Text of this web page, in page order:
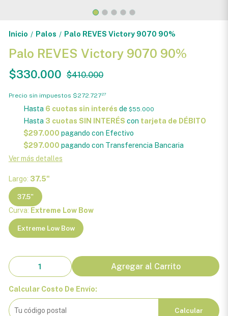
Inicio / Palos / Palo REVES Victory 9070 90%
Palo REVES Victory 9070 90%
$330.000 $410.000
Precio sin impuestos $272.72727
Hasta 6 cuotas sin interés de $55.000
Hasta 3 cuotas SIN INTERÉS con tarjeta de DÉBITO
$297.000 pagando con Efectivo
$297.000 pagando con Transferencia Bancaria
Ver más detalles
Largo: 37.5"
37.5"
Curva: Extreme Low Bow
Extreme Low Bow
Agregar al Carrito
Calcular Costo De Envío:
Calcular